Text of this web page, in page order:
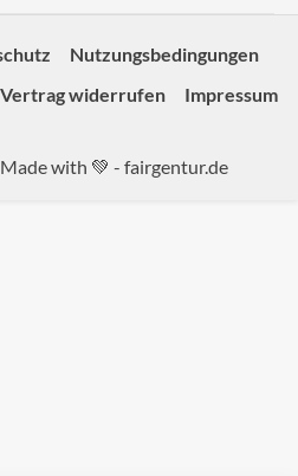
Nutzungsbedingungen
Vertrag widerrufen Impressum
with 💚 - fairgentur.de